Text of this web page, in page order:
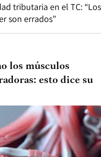
tributaria en el TC: “Los
son errados”
los músculos
esto dice su